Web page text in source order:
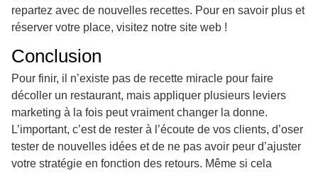
repartez avec de nouvelles recettes. Pour en savoir plus et
réserver votre place, visitez notre site web !
Conclusion
Pour finir, il n’existe pas de recette miracle pour faire
décoller un restaurant, mais appliquer plusieurs leviers
marketing à la fois peut vraiment changer la donne.
L’important, c’est de rester à l’écoute de vos clients, d’oser
tester de nouvelles idées et de ne pas avoir peur d’ajuster
votre stratégie en fonction des retours. Même si cela